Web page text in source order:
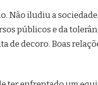
Não iludiu a
públicos e da
de decoro. Boas